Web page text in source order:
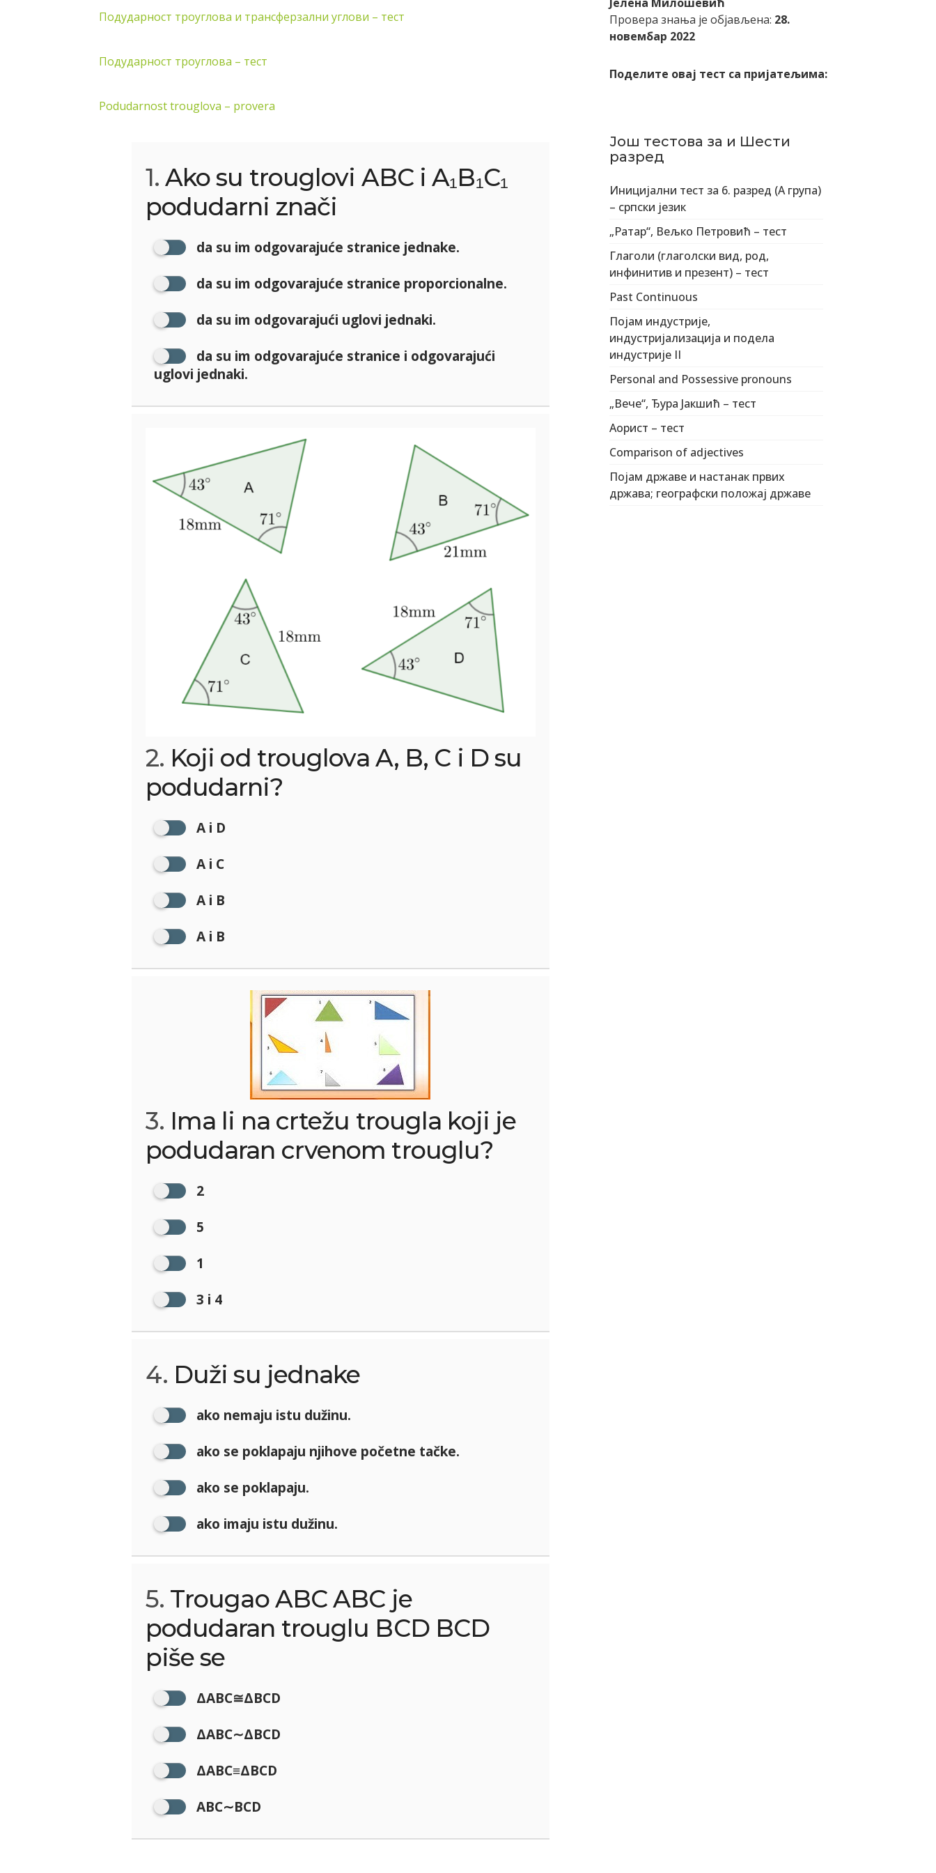
Подударност троуглова и трансферзални углови – тест
Подударност троуглова – тест
Podudarnost trouglova – provera
1. Ako su trouglovi ABC i A₁B₁C₁
podudarni znači
da su im odgovarajuće stranice jednake.
da su im odgovarajuće stranice proporcionalne.
da su im odgovarajući uglovi jednaki.
da su im odgovarajuće stranice i odgovarajući
uglovi jednaki.
2. Koji od trouglova A, B, C i D su
podudarni?
A i D
A i C
A i B
A i B
3. Ima li na crtežu trougla koji je
podudaran crvenom trouglu?
2
5
1
3 i 4
4. Duži su jednake
ako nemaju istu dužinu.
ako se poklapaju njihove početne tačke.
ako se poklapaju.
ako imaju istu dužinu.
5. Trougao ABC ABC je
podudaran trouglu BCD BCD
piše se
ΔABC≅ΔBCD
ΔABC∼ΔBCD
ΔABC≡ΔBCD
ABC∼BCD
Провера знања је објављена: 28.
новембар 2022
Поделите овај тест са пријатељима:
Још тестова за и Шести
разред
Иницијални тест за 6. разред (А група)
– српски језик
„Ратар“, Вељко Петровић – тест
Глаголи (глаголски вид, род,
инфинитив и презент) – тест
Past Continuous
Појам индустрије,
индустријализација и подела
индустрије II
Personal and Possessive pronouns
„Вече“, Ђура Јакшић – тест
Аорист – тест
Comparison of adjectives
Појам државе и настанак првих
држава; географски положај државе